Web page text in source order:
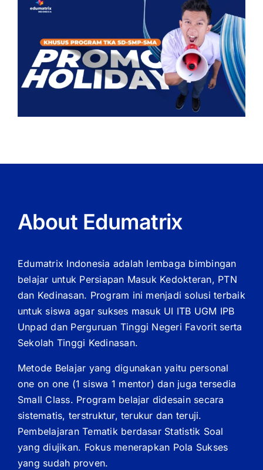
About Edumatrix
Edumatrix Indonesia adalah lembaga bimbingan
belajar untuk Persiapan Masuk Kedokteran, PTN
dan Kedinasan. Program ini menjadi solusi terbaik
untuk siswa agar sukses masuk UI ITB UGM IPB
Unpad dan Perguruan Tinggi Negeri Favorit serta
Sekolah Tinggi Kedinasan.
Metode Belajar yang digunakan yaitu personal
one on one (1 siswa 1 mentor) dan juga tersedia
Small Class. Program belajar didesain secara
sistematis, terstruktur, terukur dan teruji.
Pembelajaran Tematik berdasar Statistik Soal
yang diujikan. Fokus menerapkan Pola Sukses
yang sudah proven.